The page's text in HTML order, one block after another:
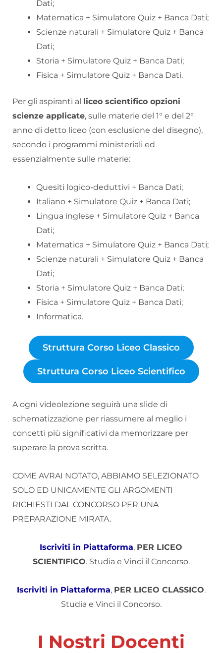
Dati;
Matematica + Simulatore Quiz + Banca Dati;
Scienze naturali + Simulatore Quiz + Banca
Dati;
Storia + Simulatore Quiz + Banca Dati;
Fisica + Simulatore Quiz + Banca Dati.
Per gli aspiranti al liceo scientifico opzioni
scienze applicate, sulle materie del 1° e del 2°
anno di detto liceo (con esclusione del disegno),
secondo i programmi ministeriali ed
essenzialmente sulle materie:
Quesiti logico-deduttivi + Banca Dati;
Italiano + Simulatore Quiz + Banca Dati;
Lingua inglese + Simulatore Quiz + Banca
Dati;
Matematica + Simulatore Quiz + Banca Dati;
Scienze naturali + Simulatore Quiz + Banca
Dati;
Storia + Simulatore Quiz + Banca Dati;
Fisica + Simulatore Quiz + Banca Dati;
Informatica.
Struttura Corso Liceo Classico
Struttura Corso Liceo Scientifico
A ogni videolezione seguirà una slide di
schematizzazione per riassumere al meglio i
concetti più significativi da memorizzare per
superare la prova scritta.
COME AVRAI NOTATO, ABBIAMO SELEZIONATO
SOLO ED UNICAMENTE GLI ARGOMENTI
RICHIESTI DAL CONCORSO PER UNA
PREPARAZIONE MIRATA.
Iscriviti in Piattaforma, PER LICEO
SCIENTIFICO. Studia e Vinci il Concorso.
Iscriviti in Piattaforma, PER LICEO CLASSICO.
Studia e Vinci il Concorso.
I Nostri Docenti